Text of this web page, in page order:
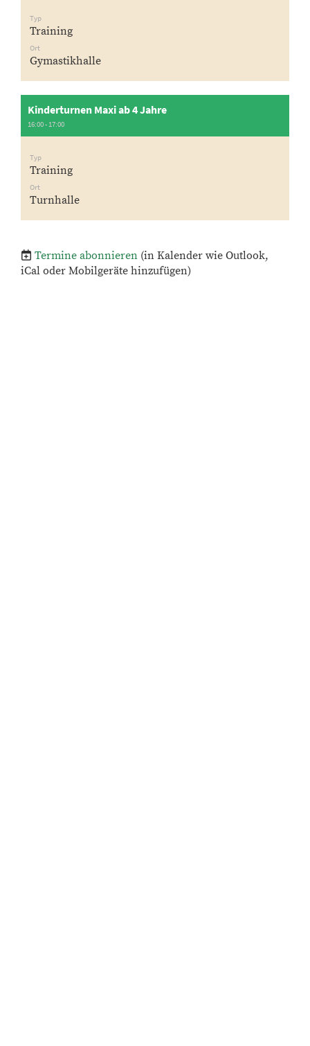
Typ
Training
Ort
Gymastikhalle
Kinderturnen Maxi ab 4 Jahre
16:00 - 17:00
Typ
Training
Ort
Turnhalle
Termine abonnieren (in Kalender wie Outlook,
iCal oder Mobilgeräte hinzufügen)